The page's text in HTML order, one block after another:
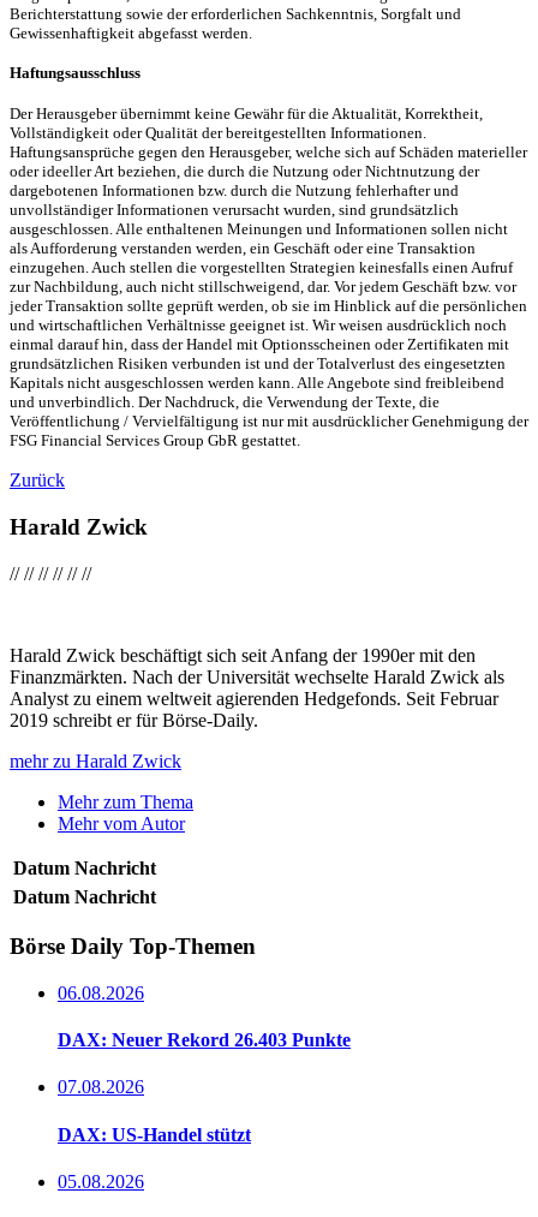
Berichterstattung sowie der erforderlichen Sachkenntnis, Sorgfalt und
Gewissenhaftigkeit abgefasst werden.
Haftungsausschluss
Der Herausgeber übernimmt keine Gewähr für die Aktualität, Korrektheit,
Vollständigkeit oder Qualität der bereitgestellten Informationen.
Haftungsansprüche gegen den Herausgeber, welche sich auf Schäden materieller
oder ideeller Art beziehen, die durch die Nutzung oder Nichtnutzung der
dargebotenen Informationen bzw. durch die Nutzung fehlerhafter und
unvollständiger Informationen verursacht wurden, sind grundsätzlich
ausgeschlossen. Alle enthaltenen Meinungen und Informationen sollen nicht
als Aufforderung verstanden werden, ein Geschäft oder eine Transaktion
einzugehen. Auch stellen die vorgestellten Strategien keinesfalls einen Aufruf
zur Nachbildung, auch nicht stillschweigend, dar. Vor jedem Geschäft bzw. vor
jeder Transaktion sollte geprüft werden, ob sie im Hinblick auf die persönlichen
und wirtschaftlichen Verhältnisse geeignet ist. Wir weisen ausdrücklich noch
einmal darauf hin, dass der Handel mit Optionsscheinen oder Zertifikaten mit
grundsätzlichen Risiken verbunden ist und der Totalverlust des eingesetzten
Kapitals nicht ausgeschlossen werden kann. Alle Angebote sind freibleibend
und unverbindlich. Der Nachdruck, die Verwendung der Texte, die
Veröffentlichung / Vervielfältigung ist nur mit ausdrücklicher Genehmigung der
FSG Financial Services Group GbR gestattet.
Zurück
Harald Zwick
////////////
Harald Zwick beschäftigt sich seit Anfang der 1990er mit den
Finanzmärkten. Nach der Universität wechselte Harald Zwick als
Analyst zu einem weltweit agierenden Hedgefonds. Seit Februar
2019 schreibt er für Börse-Daily.
mehr zu Harald Zwick
Mehr zum Thema
Mehr vom Autor
Datum Nachricht
Datum Nachricht
Börse Daily Top-Themen
06.08.2026
DAX: Neuer Rekord 26.403 Punkte
07.08.2026
DAX: US-Handel stützt
05.08.2026